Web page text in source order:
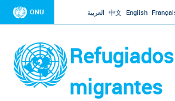
Jump to navigation
ONU العربية 中文 English
migrantes